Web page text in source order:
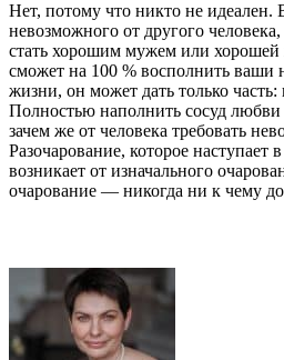
Нет, потому что никто не идеален.
невозможного от другого
стать хорошим мужем или
сможет на 100 % восполнить ваши
жизни, он может дать только часть:
Полностью наполнить сосуд любви
зачем же от человека требовать
Разочарование, которое наступает
возникает от изначального
очарование — никогда ни к чему